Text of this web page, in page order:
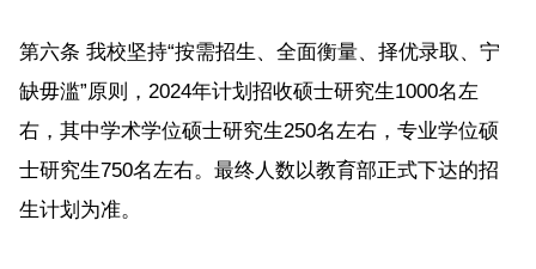
第六条 我校坚持“按需招生、全面衡量、择优录取、宁
缺毋滥”原则，2024年计划招收硕士研究生1000名左
右，其中学术学位硕士研究生250名左右，专业学位硕
士研究生750名左右。最终人数以教育部正式下达的招
生计划为准。